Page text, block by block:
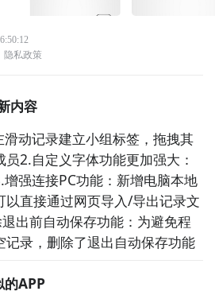
隐私政策
内容
动记录建立小组标签，拖拽其
2.自定义字体功能更加强大：
强连接PC功能：新增电脑本地
以直接通过网页导入/导出记录文
出前自动保存功能：为避免程
记录，删除了退出自动保存功能
APP